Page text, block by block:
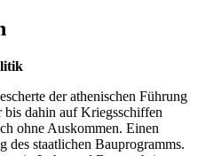
der athenischen Führung
dahin auf Kriegsschiffen
ohne Auskommen. Einen
staatlichen Bauprogramms.